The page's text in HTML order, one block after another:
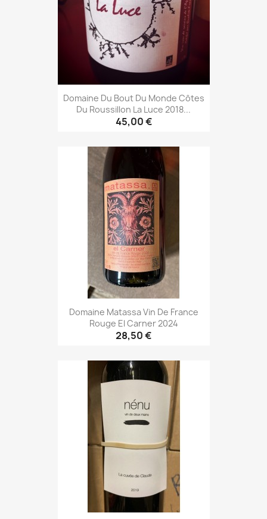
Domaine Du Bout Du Monde Côtes
Du Roussillon La Luce 2018...
45,00 €
Domaine Matassa Vin De France
Rouge El Carner 2024
28,50 €